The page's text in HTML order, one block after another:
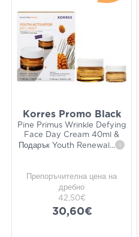
Korres Promo Black
Pine Primus Wrinkle Defying
Face Day Cream 40ml &
Подарък Youth Renewal ... i
Препоръчителна цена на
дребно
42,50€
30,60€